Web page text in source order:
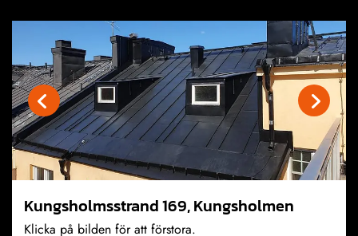
Kungsholmsstrand 169, Kungsholmen
Klicka på bilden för att förstora.